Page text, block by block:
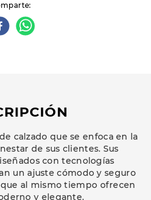
calzado que se enfoca en la
de sus clientes. Sus
con tecnologías
un ajuste cómodo y seguro
al mismo tiempo ofrecen
y elegante.